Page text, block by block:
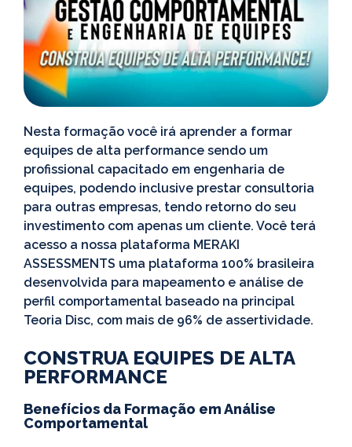
Nesta formação você irá aprender a formar
equipes de alta performance sendo um
profissional capacitado em engenharia de
equipes, podendo inclusive prestar consultoria
para outras empresas, tendo retorno do seu
investimento com apenas um cliente. Você terá
acesso a nossa plataforma MERAKI
ASSESSMENTS uma plataforma 100% brasileira
desenvolvida para mapeamento e análise de
perfil comportamental baseado na principal
Teoria Disc, com mais de 96% de assertividade.
CONSTRUA EQUIPES DE ALTA
PERFORMANCE
Benefícios da Formação em Análise
Comportamental